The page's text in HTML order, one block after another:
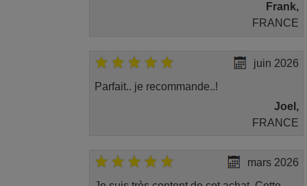
Frank,
FRANCE
juin 2026
Parfait.. je recommande..!
Joel,
FRANCE
mars 2026